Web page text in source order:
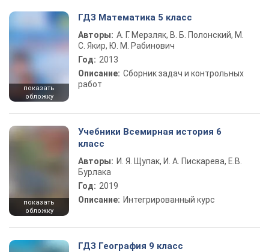
показать
обложку
ГДЗ Математика 5 класс
Авторы: А. Г. Мерзляк, В. Б. Полонский, М.
С. Якир, Ю. М. Рабинович
Год: 2013
Описание: Сборник задач и контрольных
работ
показать
обложку
Учебники Всемирная история 6
класс
Авторы: И. Я. Щупак, И. А. Пискарева, Е.В.
Бурлака
Год: 2019
Описание: Интегрированный курс
ГДЗ География 9 класс